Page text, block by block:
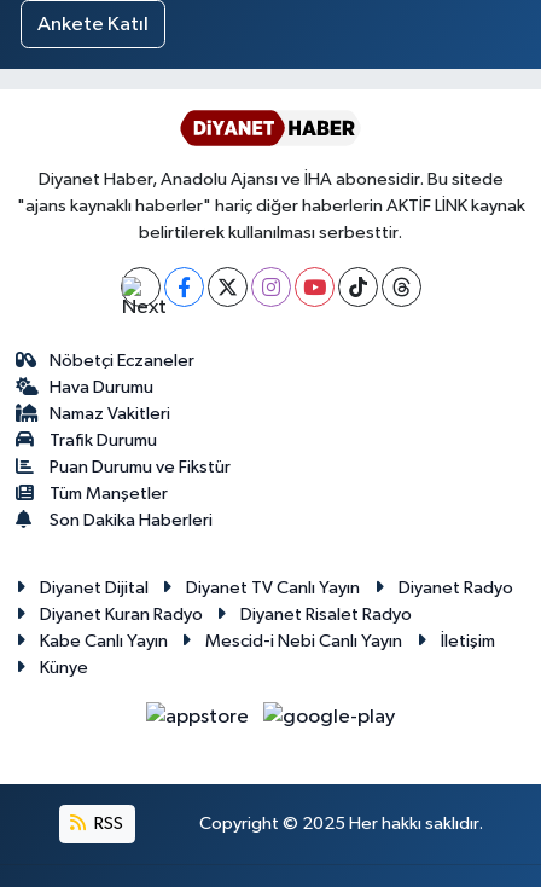
Ankete Katıl
Diyanet Haber, Anadolu Ajansı ve İHA abonesidir. Bu sitede
"ajans kaynaklı haberler" hariç diğer haberlerin AKTİF LİNK kaynak
belirtilerek kullanılması serbesttir.
Nöbetçi Eczaneler
Hava Durumu
Namaz Vakitleri
Trafik Durumu
Puan Durumu ve Fikstür
Tüm Manşetler
Son Dakika Haberleri
Diyanet Dijital Diyanet TV Canlı Yayın
Diyanet Radyo
Diyanet Kuran Radyo
Diyanet Risalet Radyo
Kabe Canlı Yayın
Mescid-i Nebi Canlı Yayın
İletişim
Künye
RSS Copyright © 2025 Her hakkı saklıdır.